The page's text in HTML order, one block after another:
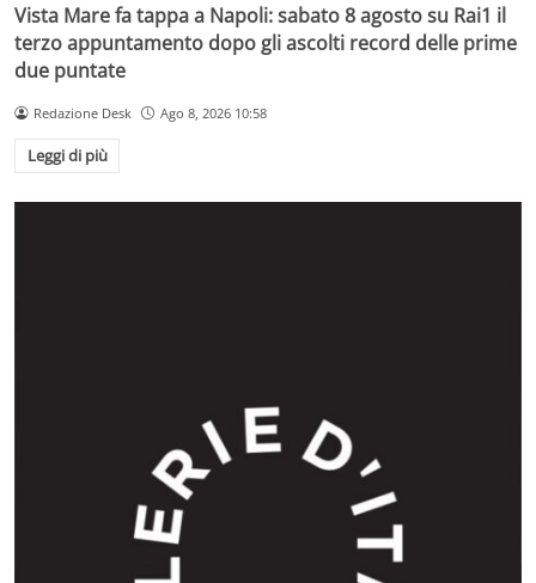
Vista Mare fa tappa a Napoli: sabato 8 agosto su Rai1 il
terzo appuntamento dopo gli ascolti record delle prime
due puntate
Redazione Desk Ago 8, 2026 10:58
Leggi di più